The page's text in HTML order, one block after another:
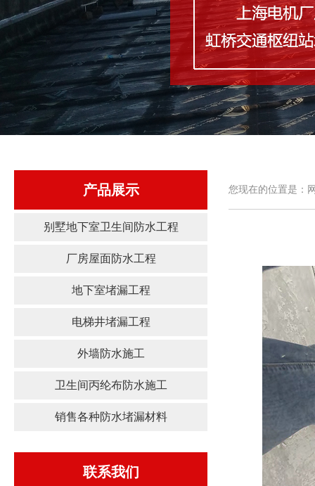
产品展示
别墅地下室卫生间防水工程
厂房屋面防水工程
地下室堵漏工程
电梯井堵漏工程
外墙防水施工
卫生间丙纶布防水施工
销售各种防水堵漏材料
联系我们
您现在的位置是：